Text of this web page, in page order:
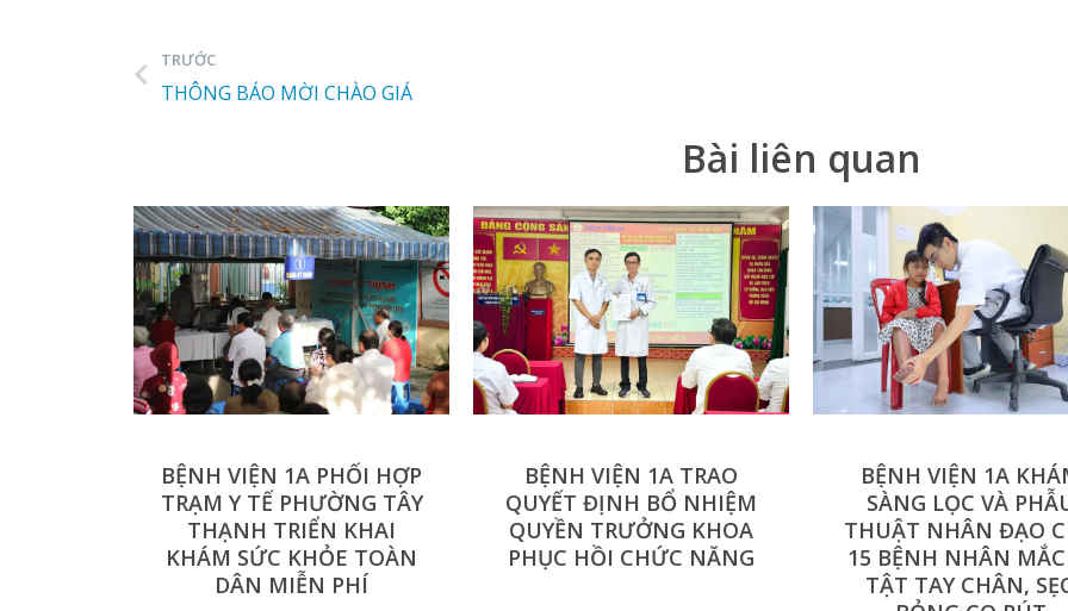
TRƯỚC
THÔNG BÁO MỜI CHÀO GIÁ
Bài liên quan
BỆNH VIỆN 1A PHỐI HỢP
TRẠM Y TẾ PHƯỜNG TÂY
THẠNH TRIỂN KHAI
KHÁM SỨC KHỎE TOÀN
DÂN MIỄN PHÍ
BỆNH VIỆN 1A TRAO
QUYẾT ĐỊNH BỔ NHIỆM
QUYỀN TRƯỞNG KHOA
PHỤC HỒI CHỨC NĂNG
BỆNH VIỆN 1A
SÀNG LỌC VÀ
THUẬT NHÂN ĐẠO
15 BỆNH NHÂN
TẬT TAY CHÂN,